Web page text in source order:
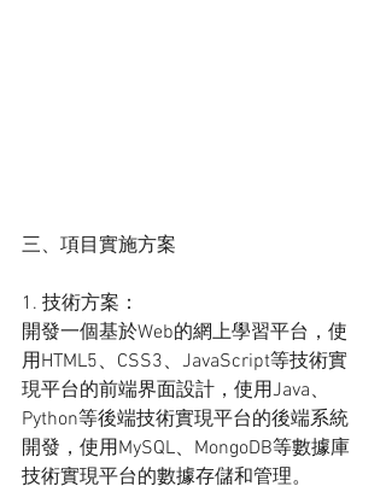
三、項目實施方案
1. 技術方案：
開發一個基於Web的網上學習平台，使
用HTML5、CSS3、JavaScript等技術實
現平台的前端界面設計，使用Java、
Python等後端技術實現平台的後端系統
開發，使用MySQL、MongoDB等數據庫
技術實現平台的數據存儲和管理。